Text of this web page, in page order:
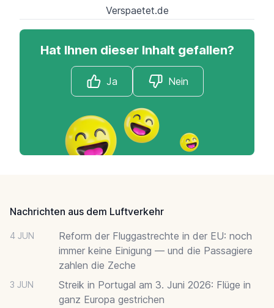
Verspaetet.de
Hat Ihnen dieser Inhalt gefallen?
Ja Nein
Nachrichten aus dem Luftverkehr
4 JUN
Reform der Fluggastrechte in der EU: noch
immer keine Einigung — und die Passagiere
zahlen die Zeche
3 JUN
Streik in Portugal am 3. Juni 2026: Flüge in
ganz Europa gestrichen